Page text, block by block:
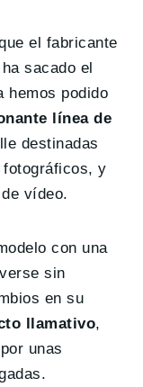
el fabricante
sacado el
hemos podido
línea de
destinadas
y
vídeo.
con una
sin
en su
llamativo,
unas